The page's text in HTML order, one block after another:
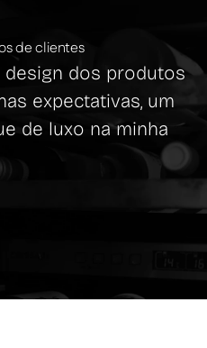
de clientes
design dos produtos
expectativas, um
de luxo na minha